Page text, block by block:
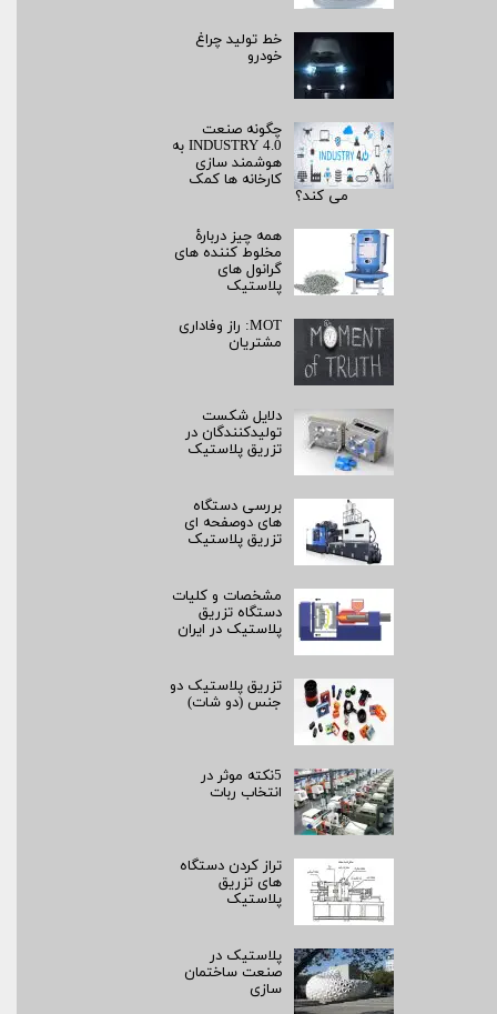
خط تولید چراغ
خودرو
چگونه صنعت
INDUSTRY 4.0 به
هوشمند سازی
کارخانه ها کمک
می کند؟
همه چیز دربارۀ
مخلوط کننده های
گرانول های
پلاستیک
MOT: راز وفاداری
مشتریان
دلایل شکست
تولیدکنندگان در
تزریق پلاستیک
بررسی دستگاه
های دوصفحه ای
تزریق پلاستیک
مشخصات و کلیات
دستگاه تزریق
پلاستیک در ایران
تزریق پلاستیک دو
جنس (دو شات)
5نکته موثر در
انتخاب ربات
تراز کردن دستگاه
های تزریق
پلاستیک
پلاستیک در
صنعت ساختمان
سازی